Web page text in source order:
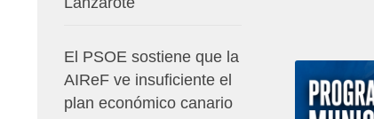
El PSOE sostiene que la
AIReF ve insuficiente el
plan económico canario